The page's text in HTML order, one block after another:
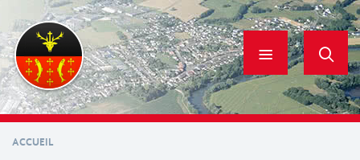
contenu
principal
ACCUEIL